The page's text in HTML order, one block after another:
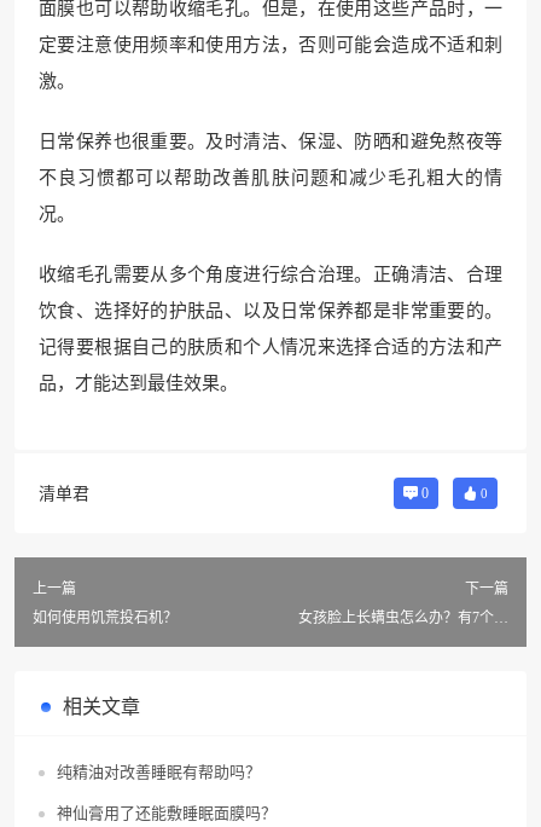
面膜也可以帮助收缩毛孔。但是，在使用这些产品时，一
定要注意使用频率和使用方法，否则可能会造成不适和刺
激。
日常保养也很重要。及时清洁、保湿、防晒和避免熬夜等
不良习惯都可以帮助改善肌肤问题和减少毛孔粗大的情
况。
收缩毛孔需要从多个角度进行综合治理。正确清洁、合理
饮食、选择好的护肤品、以及日常保养都是非常重要的。
记得要根据自己的肤质和个人情况来选择合适的方法和产
品，才能达到最佳效果。
清单君 0 0
上一篇
如何使用饥荒投石机？
下一篇
女孩脸上长螨虫怎么办？有7个妙
相关文章
纯精油对改善睡眠有帮助吗？
神仙膏用了还能敷睡眠面膜吗？